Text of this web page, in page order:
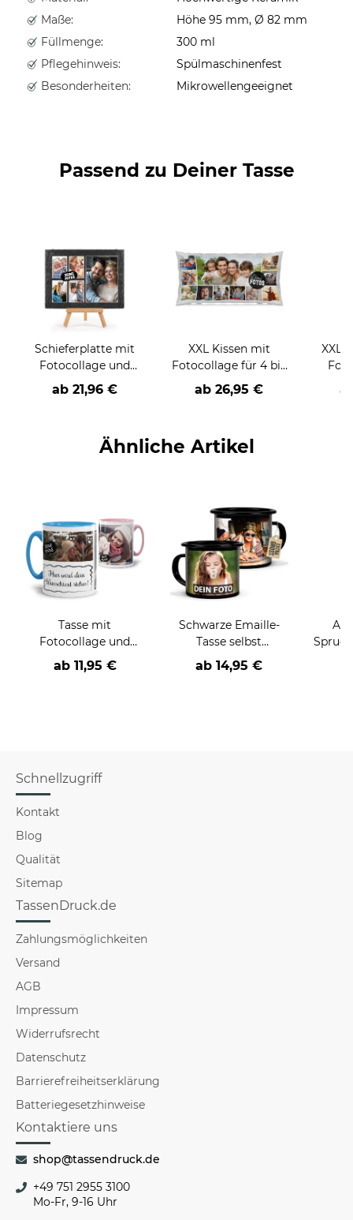
Maße:
Höhe 95 mm, Ø 82 mm
Füllmenge:
300 ml
Pflegehinweis:
Spülmaschinenfest
Besonderheiten:
Mikrowellengeeignet
Passend zu Deiner Tasse
Schieferplatte mit
Fotocollage und
Staffelei
ab 21,96 €
XXL Kissen mit
Fotocollage für 4 bis
11 Fotos
ab 26,95 €
XXL
Ähnliche Artikel
Tasse mit
Fotocollage und
Wunschtext -
verschiedene
ab 11,95 €
Schwarze Emaille-
Tasse selbst
gestalten -
verschiedene Größen
ab 14,95 €
Schnellzugriff
Kontakt
Blog
Qualität
Sitemap
TassenDruck.de
Zahlungsmöglichkeiten
Versand
AGB
Impressum
Widerrufsrecht
Datenschutz
Barrierefreiheitserklärung
Batteriegesetzhinweise
Kontaktiere uns
shop@tassendruck.de
+49 751 2955 3100
Mo-Fr, 9-16 Uhr